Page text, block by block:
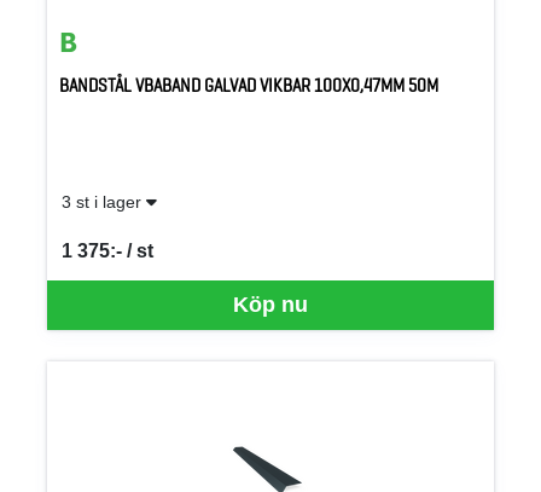
BANDSTÅL VBABAND GALVAD VIKBAR 100X0,47MM 50M
3 st i lager
Köp nu
1 375:- / st
SEK per ST